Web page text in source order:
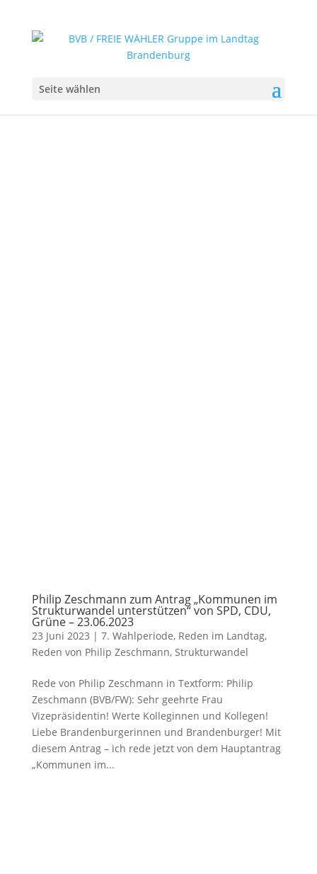
Seite wählen
Philip Zeschmann zum Antrag „Kommunen im
Strukturwandel unterstützen“ von SPD, CDU,
Grüne – 23.06.2023
23 Juni 2023 | 7. Wahlperiode, Reden im Landtag,
Reden von Philip Zeschmann, Strukturwandel
Rede von Philip Zeschmann in Textform: Philip
Zeschmann (BVB/FW): Sehr geehrte Frau
Vizepräsidentin! Werte Kolleginnen und Kollegen!
Liebe Brandenburgerinnen und Brandenburger! Mit
diesem Antrag – ich rede jetzt von dem Hauptantrag
„Kommunen im...